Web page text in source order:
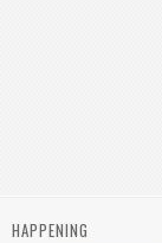
HAPPENING